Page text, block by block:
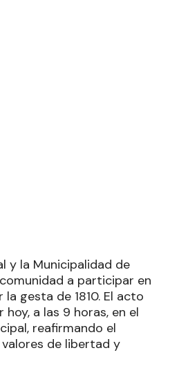
y la Municipalidad de
a participar en
gesta de 1810. El acto
a las 9 horas, en el